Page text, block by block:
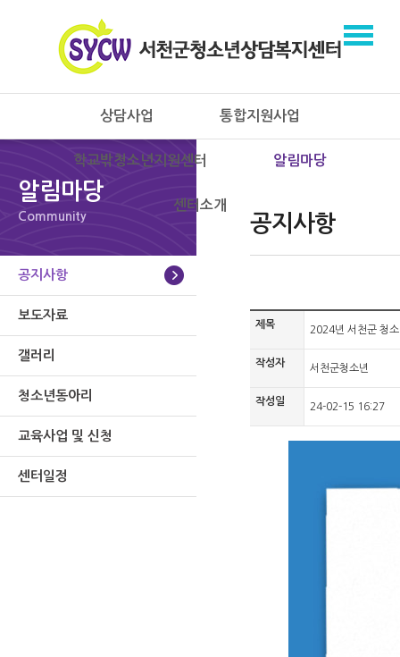
상담사업 통합지원사업
학교밖청소년지원센터 알림마당
센터소개
알림마당
Community
공지사항
보도자료
갤러리
청소년동아리
교육사업 및 신청
센터일정
공지사항
제목 2024년 서천군 청
작성자 서천군청소년
작성일 24-02-15 16:27